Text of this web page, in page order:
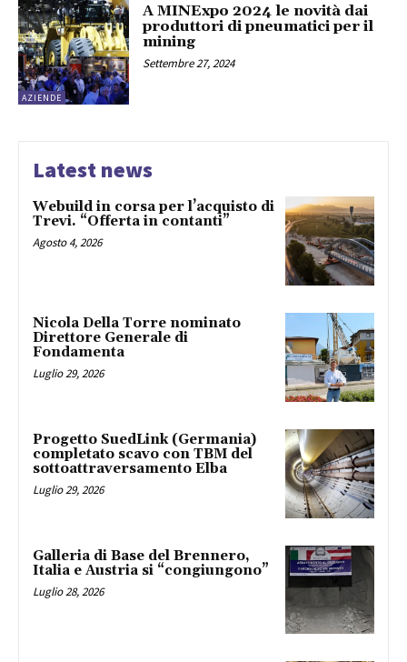
AZIENDE
A MINExpo 2024 le novità dai
produttori di pneumatici per il
mining
Settembre 27, 2024
Latest news
Webuild in corsa per l’acquisto di
Trevi. “Offerta in contanti”
Agosto 4, 2026
Nicola Della Torre nominato
Direttore Generale di
Fondamenta
Luglio 29, 2026
Progetto SuedLink (Germania)
completato scavo con TBM del
sottoattraversamento Elba
Luglio 29, 2026
Galleria di Base del Brennero,
Italia e Austria si “congiungono”
Luglio 28, 2026